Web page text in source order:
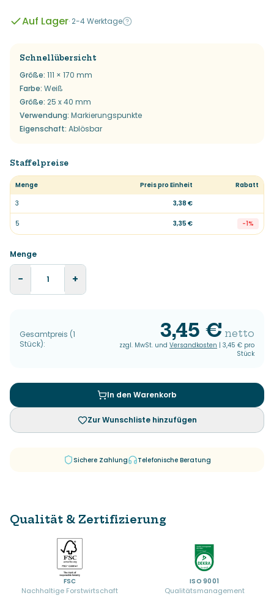
Auf Lager· 2-4 Werktage
Schnellübersicht
Größe: 111 × 170 mm
Farbe: Weiß
Größe: 25 x 40 mm
Verwendung: Markierungspunkte
Eigenschaft: Ablösbar
Staffelpreise
Menge Preis pro Einheit
Rabatt
3
3,38 €
5 3,35 € -1%
Menge
− +
Gesamtpreis (1
Stück):
3,45 € netto
zzgl. MwSt. und Versandkosten | 3,45 € pro
Stück
In den Warenkorb
Zur Wunschliste hinzufügen
Sichere Zahlung Telefonische Beratung
Qualität & Zertifizierung
FSC
Nachhaltige Forstwirtschaft
ISO 9001
Qualitätsmanagement